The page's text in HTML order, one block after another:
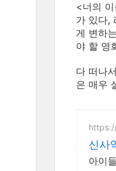
<너의
가 있다,
게 변하
야 할 영
다 떠나
은 매우
신사
아이